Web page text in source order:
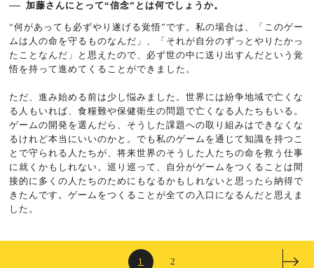
加藤さんにとって“信念”とは何でしょうか。
“何があっても必ずやり遂げる覚悟”です。私の場合は、「このゲー
ムは人の命を守るものなんだ」、「それが自分のずっとやりたかっ
たことなんだ」と思えたので、必ず世の中に送り出すんだという覚
悟を持って進めてくることができました。
ただ、進み始める前は少し悩みました。世界には紛争地域で亡くな
る人もいれば、食糧難や保健衛生の問題で亡くなる人たちもいる。
ゲームの開発を選んだら、そうした課題への取り組みはできなくな
るけれど本当にいいのかと。でも私のゲームを通じて知識を持つこ
とで守られる人たちが、将来世界のそうした人たちの命を救う仕事
に就くかもしれない。巡り巡って、自分がゲームをつくることは間
接的に多くの人たちのためにもなるかもしれないと思ったら納得で
きたんです。ゲームをつくることが全ての入口になるんだと思えま
した。
1 2